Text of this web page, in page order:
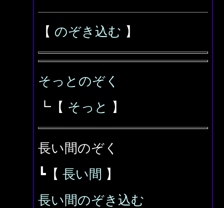
【 のぞき込む 】
そっとのぞく
┗【 そっと 】
長い間のぞく
┗【 長い間 】
長い間のぞき込む